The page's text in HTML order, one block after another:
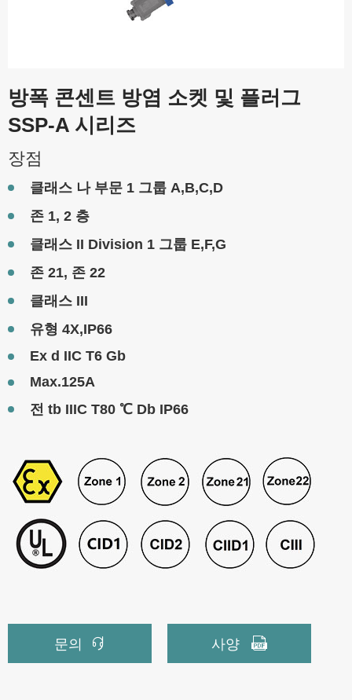
방폭 콘센트 방염 소켓 및 플러그
SSP-A 시리즈
장점
클래스 나 부문 1 그룹 A,B,C,D
존 1, 2 층
클래스 II Division 1 그룹 E,F,G
존 21, 존 22
클래스 III
유형 4X,IP66
Ex d IIC T6 Gb
Max.125A
전 tb IIIC T80 ℃ Db IP66
문의  사양 